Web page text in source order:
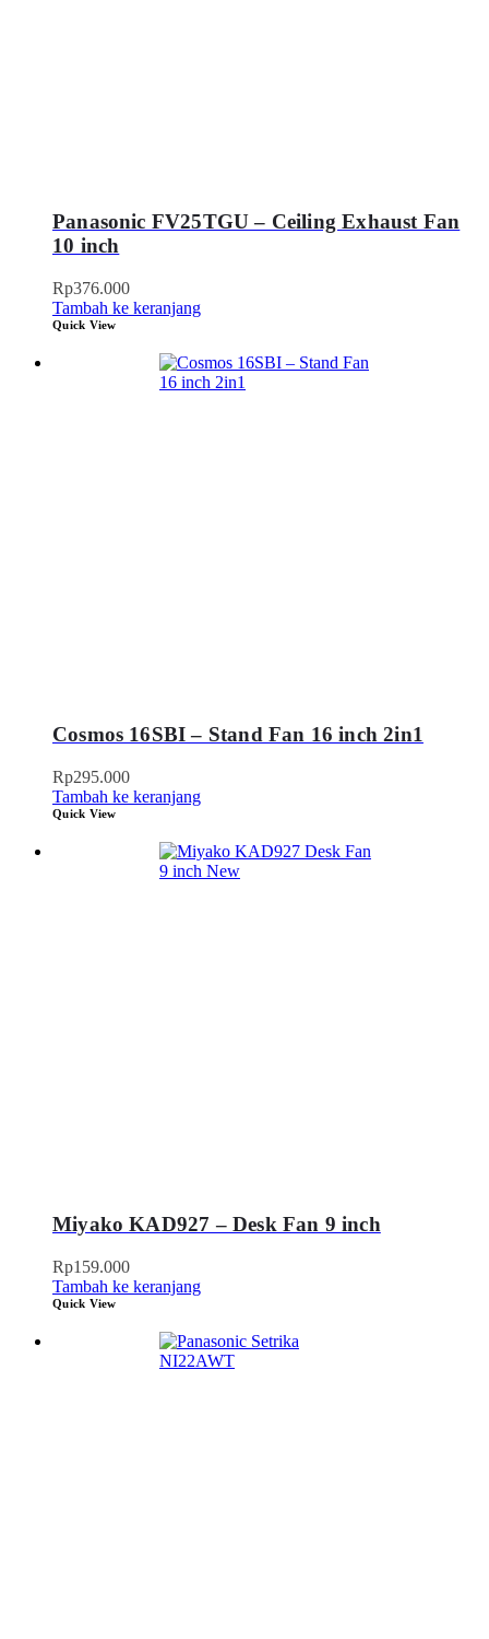
Panasonic FV25TGU – Ceiling Exhaust Fan
10 inch
Rp376.000
Tambah ke keranjang
Quick View
Cosmos 16SBI – Stand Fan 16 inch 2in1
Rp295.000
Tambah ke keranjang
Quick View
Miyako KAD927 – Desk Fan 9 inch
Rp159.000
Tambah ke keranjang
Quick View